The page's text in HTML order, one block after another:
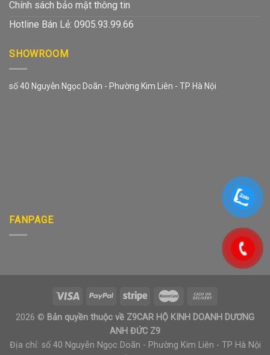
Chính sách bảo mật thông tin
Hotline Bán Lẻ: 0905.93.99.66
SHOWROOM
số 40 Nguyễn Ngọc Doãn - Phường Kim Liên - TP Hà Nội
FANPAGE
2026 © Bản quyền thuộc về Z9CAR HỘ KINH DOANH DƯƠNG
ANH ĐỨC Z9
Địa chỉ: số 40 Nguyễn Ngọc Doãn - Phường Kim Liên - TP Hà Nội